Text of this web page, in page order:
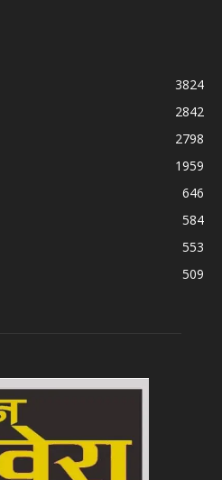
3824
2842
2798
1959
646
584
553
509